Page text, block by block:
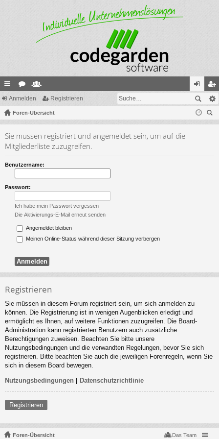
ch
ne
ug
or
en
itg
lie
n
m
eg
ist
Anmelden Registrieren
Foren-Übersicht
uc
Sie müssen registriert und angemeldet sein, um auf die
Mitgliederliste zuzugreifen.
Benutzername:
Passwort:
Ich habe mein Passwort vergessen
Die Aktivierungs-E-Mail erneut senden
Angemeldet bleiben
Meinen Online-Status während dieser Sitzung verbergen
Registrieren
Sie müssen in diesem Forum registriert sein, um sich anmelden zu
können. Die Registrierung ist in wenigen Augenblicken erledigt und
ermöglicht es Ihnen, auf weitere Funktionen zuzugreifen. Die Board-
Administration kann registrierten Benutzern auch zusätzliche
Berechtigungen zuweisen. Beachten Sie bitte unsere
Nutzungsbedingungen und die verwandten Regelungen, bevor Sie sich
registrieren. Bitte beachten Sie auch die jeweiligen Forenregeln, wenn Sie
sich in diesem Board bewegen.
Nutzungsbedingungen | Datenschutzrichtlinie
Registrieren
Foren-Übersicht Das Team